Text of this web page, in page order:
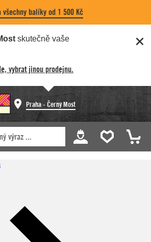
všechny balíky od 1 500 Kč
skutečně vaše
vybrat jinou prodejnu.
Praha - Černý Most